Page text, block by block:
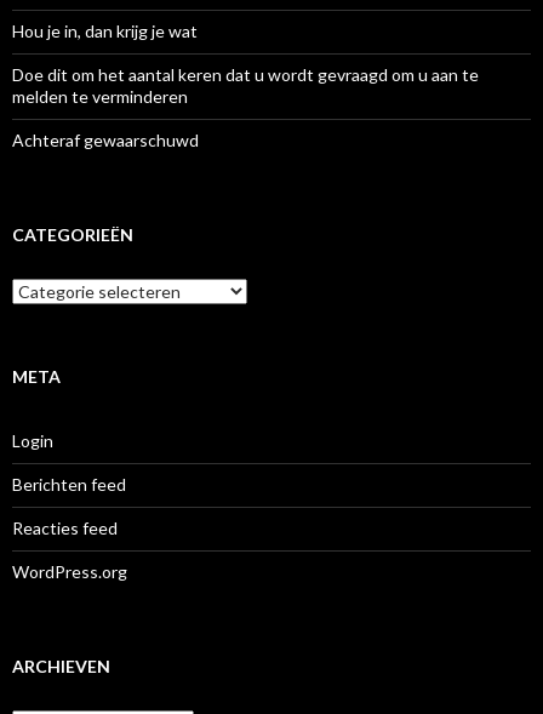
Hou je in, dan krijg je wat
Doe dit om het aantal keren dat u wordt gevraagd om u aan te
melden te verminderen
Achteraf gewaarschuwd
CATEGORIEËN
Categorieën
META
Login
Berichten feed
Reacties feed
WordPress.org
ARCHIEVEN